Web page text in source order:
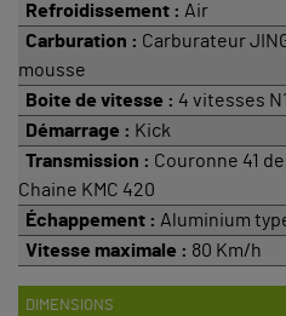
Refroidissement : Air
Carburation : Carburateur
mousse
Boite de vitesse : 4 vitesses
Démarrage : Kick
Transmission : Couronne 41
Chaine KMC 420
Échappement : Aluminium
Vitesse maximale : 80 Km/h
DIMENSIONS